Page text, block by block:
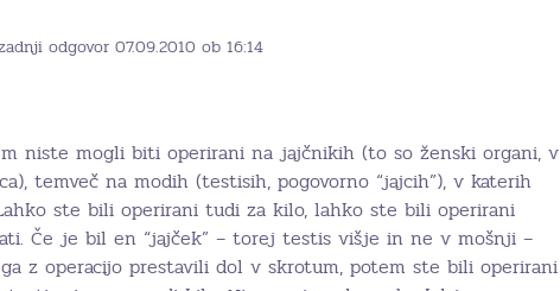
odgovor 07.09.2010 ob 16:14
niste mogli biti operirani na jajčnikih (to so ženski organi, v
temveč na modih (testisih, pogovorno “jajcih”), v katerih
ste bili operirani tudi za kilo, lahko ste bili operirani
Če je bil en “jajček” – torej testis višje in ne v mošnji –
z operacijo prestavili dol v skrotum, potem ste bili operirani